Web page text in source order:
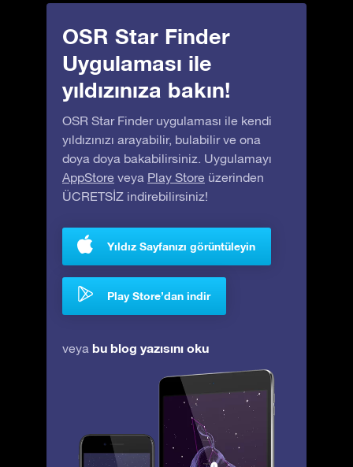
OSR Star Finder
Uygulaması ile
yıldızınıza bakın!
OSR Star Finder uygulaması ile kendi
yıldızınızı arayabilir, bulabilir ve ona
doya doya bakabilirsiniz. Uygulamayı
AppStore veya Play Store üzerinden
ÜCRETSİZ indirebilirsiniz!
Yıldız Sayfanızı görüntüleyin
Play Store’dan indir
veya bu blog yazısını oku